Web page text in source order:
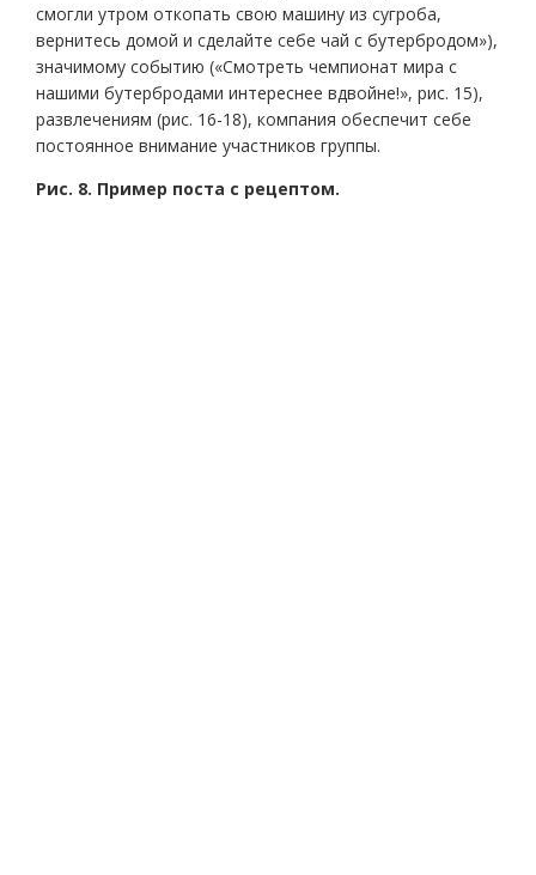
смогли утром откопать свою машину из сугроба,
вернитесь домой и сделайте себе чай с бутербродом»),
значимому событию («Смотреть чемпионат мира с
нашими бутербродами интереснее вдвойне!», рис. 15),
развлечениям (рис. 16-18), компания обеспечит себе
постоянное внимание участников группы.
Рис. 8. Пример поста с рецептом.